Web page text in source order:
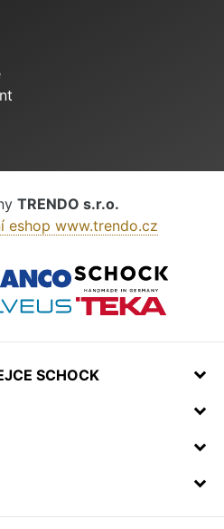
TRENDO s.r.o.
eshop www.trendo.cz
SCHOCK